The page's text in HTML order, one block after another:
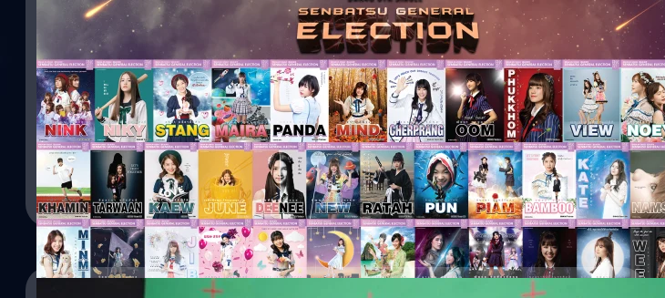
มาแล้วๆ โปสเตอร์เลือกตั้งของเมมเบอร์ BNK48 ทั้ง 51 คน BNK48 6th Single
Senbatsu General Election
หลังจากที่มีวีดีโอหาเสียงไปแล้วก่อนหน้านี้ (15 พ.ย. 2561) วันนี้ (27 พ.ย.2561) โปสเตอร์แสดงตัวตน สำหรับงาน
BNK48 6th Single Senbatsu General Election ของเมมเบอร์แต่ล่ะคนก็ถูกโพสต์ขึ้นบนเพจอย่างเป็นทางการ
ของ BNK48 ซึ่งก็เป็นการสะท้อนความเป็นตัวตนของแต่ล่ะคนออกมาได้อย่างเด่นชัดมากขึ้น ดูแล้วงานดี มีความ
ตั้งใจกันมาก รักใคร เชียร์ใครก็ตามกำลังนะครัช สำหรับช่องทางการโหวต ก็รอประกาศอย่างเป็นทางการอีกครั้ง
สำหรับใครที่อยากจะได้ CD BNK48 5th Single "BNK Festival" Limited Edition กว่า 3 แสนแผ่นก็ถูกสั่งจอง
หมดไปเป็นที่เรียบร้อย จะเหลือก็เพียง BNK48 5th Single "BNK Festival" Music Card Edition ยังกดซื้อกันได้
เรื่อยๆ เป็นกำลังใจกันต่อไปครับ กดดูรูปจากลิ้งค์ด้านล่างนี้ https://www.facebook.com/media/set/?
set=a.1823380201122563&type=1&l=2bc86d1c48 ที่มา : BNK48
Meechok Dechpokasup| 2808 days ago
Read More